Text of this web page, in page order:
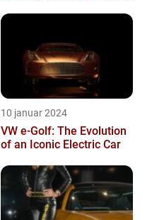
10 januar 2024
VW e-Golf: The Evolution
of an Iconic Electric Car